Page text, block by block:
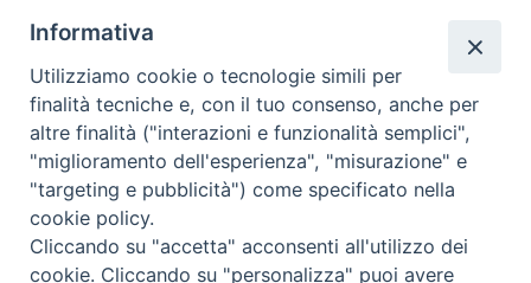
Leaflet| Map data ©OpenStreetMapcontributors
Via Baldichieri, 1, Monale, 14013 AT, Italia
Informativa
Utilizziamo cookie o tecnologie simili per
finalità tecniche e, con il tuo consenso, anche per
altre finalità ("interazioni e funzionalità semplici",
"miglioramento dell'esperienza", "misurazione" e
"targeting e pubblicità") come specificato nella
cookie policy.
Cliccando su "accetta" acconsenti all'utilizzo dei
cookie. Cliccando su "personalizza" puoi avere